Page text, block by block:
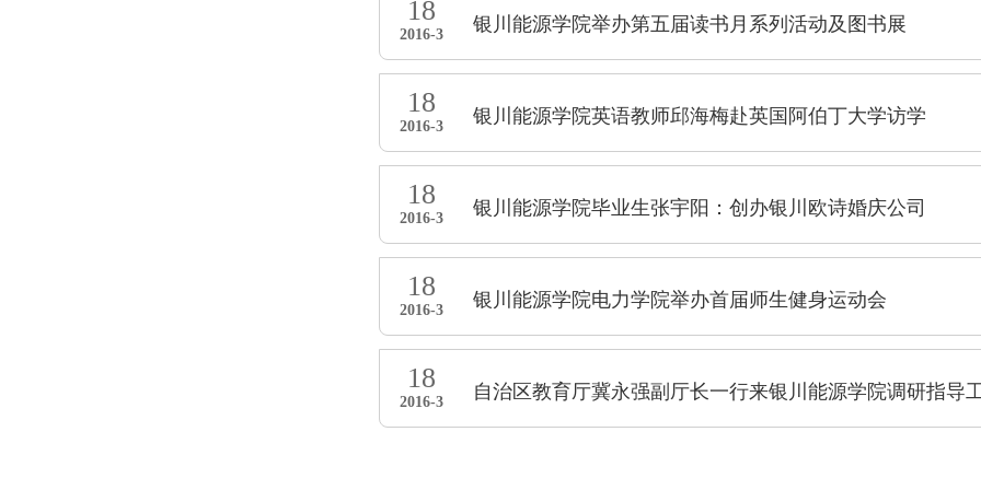
18
2016-3 银川能源学院举办第五届读书月系列活动及图书展
18
2016-3 银川能源学院英语教师邱海梅赴英国阿伯丁大学访学
18
2016-3 银川能源学院毕业生张宇阳：创办银川欧诗婚庆公司
18
2016-3 银川能源学院电力学院举办首届师生健身运动会
18
2016-3 自治区教育厅冀永强副厅长一行来银川能源学院调研指导